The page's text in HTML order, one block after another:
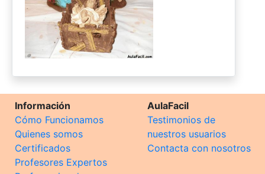
Información
Cómo Funcionamos
Quienes somos
Certificados
Profesores Expertos
AulaFacil
Testimonios de
nuestros usuarios
Contacta con nosotros